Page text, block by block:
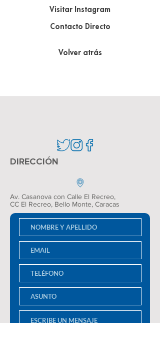
Visitar Instagram
Contacto Directo
Volver atrás
DIRECCIÓN
Av. Casanova con Calle El Recreo,
CC El Recreo, Bello Monte, Caracas